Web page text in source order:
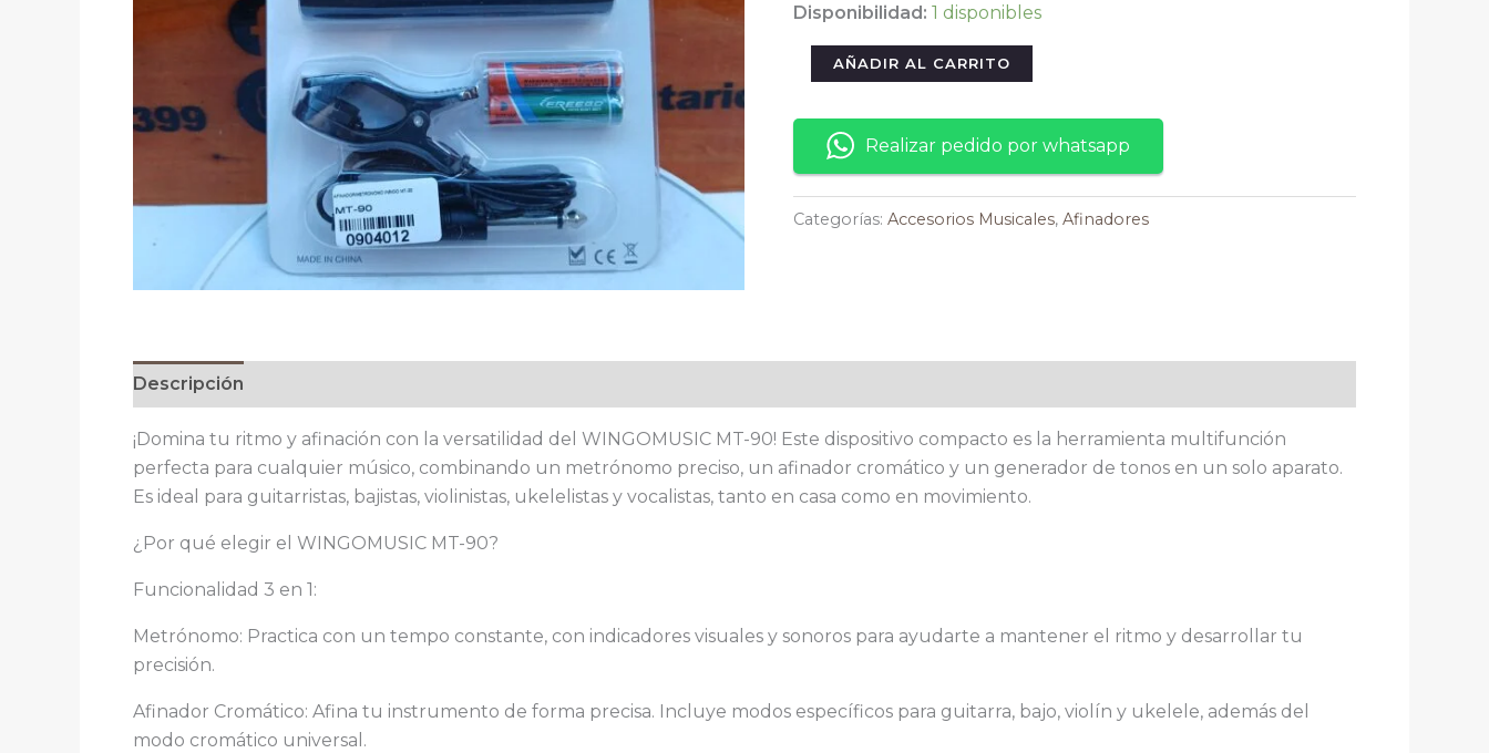
Disponibilidad: 1 disponibles
Metrónomo,
Afinador
y
Generador
de
Tonos
WINGOMUSIC
1
para
Músicos
cantidad
AÑADIR AL CARRITO
Realizar pedido por whatsapp
Categorías:Accesorios Musicales,Afinadores
Descripción
¡Domina tu ritmo y afinación con la versatilidad del WINGOMUSIC MT-90! Este dispositivo compacto es la herramienta multifunción
perfecta para cualquier músico, combinando un metrónomo preciso, un afinador cromático y un generador de tonos en un solo aparato.
Es ideal para guitarristas, bajistas, violinistas, ukelelistas y vocalistas, tanto en casa como en movimiento.
¿Por qué elegir el WINGOMUSIC MT-90?
Funcionalidad 3 en 1:
Metrónomo: Practica con un tempo constante, con indicadores visuales y sonoros para ayudarte a mantener el ritmo y desarrollar tu
precisión.
Afinador Cromático: Afina tu instrumento de forma precisa. Incluye modos específicos para guitarra, bajo, violín y ukelele, además del
modo cromático universal.